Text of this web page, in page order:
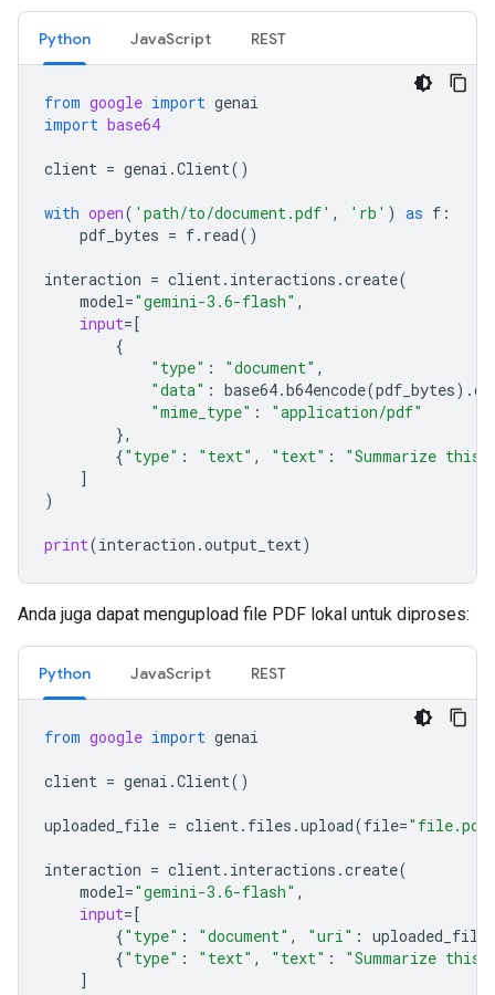
Python JavaScript REST
from google import genai
import base64
client = genai .Client()
with open( 'path/to/document.pdf' , 'rb' ) as f :
pdf_bytes = f. read()
interaction = client. interactions .create(
model="gemini-3.6-flash" ,
input=[
{
"type" : "document" ,
"data" : base64.b64encode(pdf_bytes) .
"mime_type" :
"application/pdf"
},
{"type" : "text" , "text" :
"Summarize this
]
)
print(interaction .output_text)
Anda juga dapat mengupload file PDF lokal untuk diproses:
Python JavaScript REST
from google import genai
client = genai .Client()
uploaded_file = client. files .upload(file=
interaction = client. interactions .create(
model="gemini-3.6-flash" ,
input=[
{"type" : "document" , "uri" : uploaded_file
{"type" : "text" , "text" :
"Summarize this
]